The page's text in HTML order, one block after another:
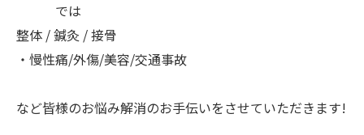
では
整体 / 鍼灸 / 接骨
・慢性痛/外傷/美容/交通事故
など皆様のお悩み解消のお手伝いをさせていただきます!